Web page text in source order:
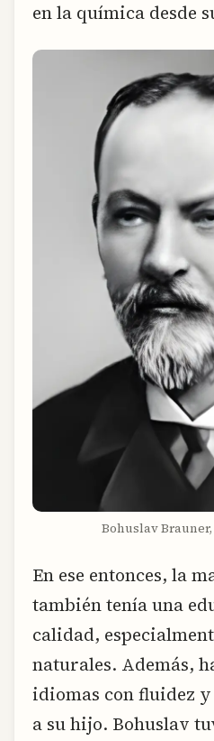
en la química desde
Bohuslav
En ese entonces, la
también tenía una
calidad,
naturales. Además,
idiomas con fluidez
a su hijo. Bohuslav